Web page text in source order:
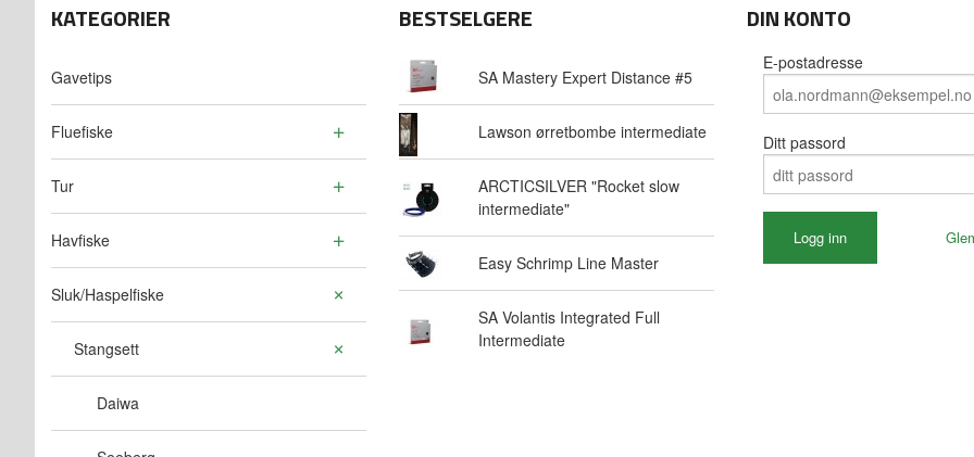
KATEGORIER
Gavetips
Fluefiske
Tur
Havfiske
Sluk/Haspelfiske
Stangsett
Daiwa
BESTSELGERE
SA Mastery Expert Distance #5
Lawson ørretbombe intermediate
ARCTICSILVER "Rocket slow
intermediate"
Easy Schrimp Line Master
SA Volantis Integrated Full
Intermediate
DIN KONTO
E-postadresse
Ditt passord